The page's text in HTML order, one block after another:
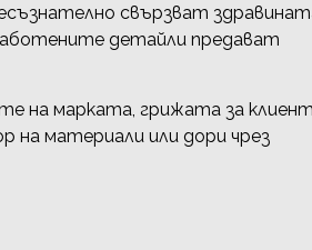
свързват
детайли предават
на марката, грижата за
на материали или дори чрез